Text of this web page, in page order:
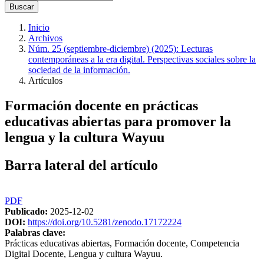
Buscar
Inicio
Archivos
Núm. 25 (septiembre-diciembre) (2025): Lecturas
contemporáneas a la era digital. Perspectivas sociales sobre la
sociedad de la información.
Artículos
Formación docente en prácticas
educativas abiertas para promover la
lengua y la cultura Wayuu
Barra lateral del artículo
PDF
Publicado: 2025-12-02
DOI: https://doi.org/10.5281/zenodo.17172224
Palabras clave:
Prácticas educativas abiertas, Formación docente, Competencia
Digital Docente, Lengua y cultura Wayuu.